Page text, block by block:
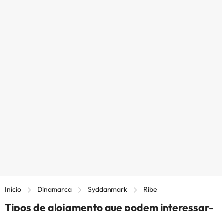
Início Dinamarca Syddanmark Ribe
Tipos de alojamento que podem interessar-